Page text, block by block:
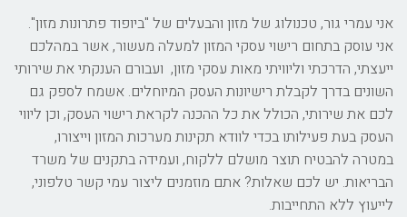
אני עמרי גור, טכנולוג של מזון והבעלים של "ביופוד פתרונות מזון".
אני עוסק בתחום רישוי עסקי המזון למעלה מעשור, אשר במהלכם
ייעצתי, הדרכתי וליוויתי מאות עסקי מזון, ועבורם הענקתי את שירותי
השונים בדרך לקבלת רישיונות העסק המיוחלים. אשמח לספק גם
לכם את שירותי, הכולל את כל ההכנה לקראת רישוי העסק, וכן ליווי
העסק בעת פעילותו בכדי לוודא תקינות מערכות המזון וייצורו,
במטרה להבטיח תוצר מושלם ללקוח, ועמידה בתקנים של משרד
הבריאות. יש לכם שאלות? אתם מוזמנים ליצור עמי קשר טלפוני,
לייעוץ ללא התחייבות.